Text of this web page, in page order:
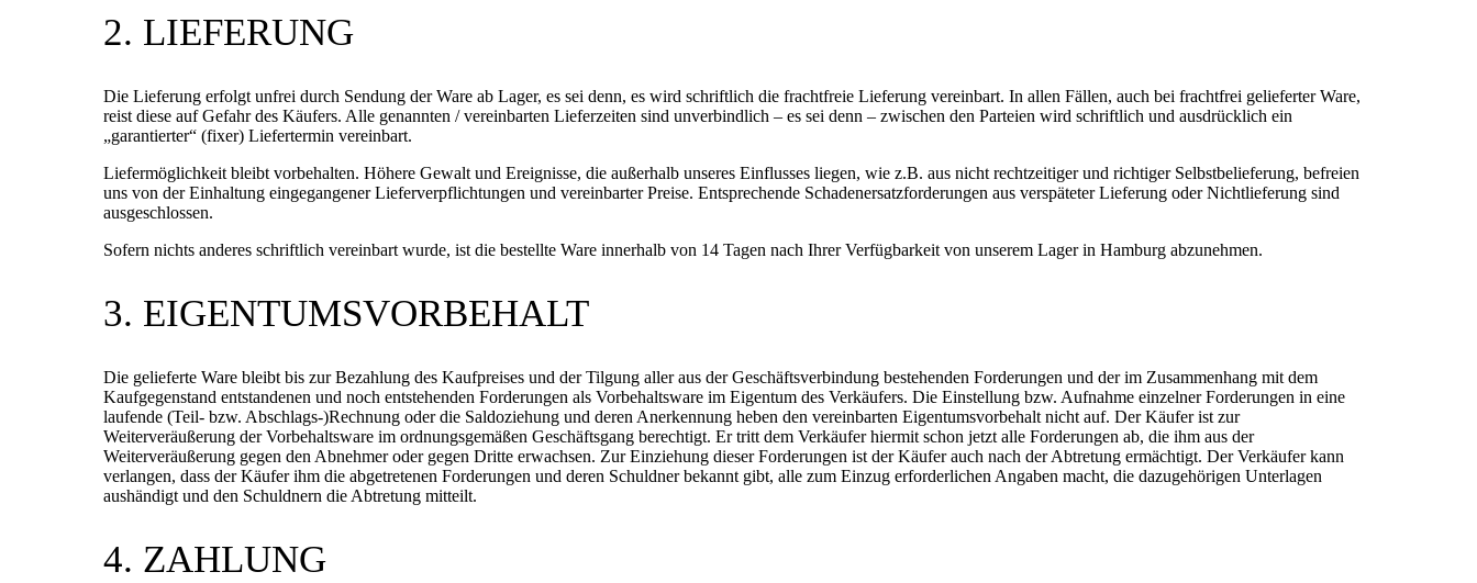
2. LIEFERUNG
Die Lieferung erfolgt unfrei durch Sendung der Ware ab Lager, es sei denn, es wird schriftlich die frachtfreie Lieferung vereinbart. In allen Fällen, auch bei frachtfrei gelieferter Ware,
reist diese auf Gefahr des Käufers. Alle genannten / vereinbarten Lieferzeiten sind unverbindlich – es sei denn – zwischen den Parteien wird schriftlich und ausdrücklich ein
„garantierter“ (fixer) Liefertermin vereinbart.
Liefermöglichkeit bleibt vorbehalten. Höhere Gewalt und Ereignisse, die außerhalb unseres Einflusses liegen, wie z.B. aus nicht rechtzeitiger und richtiger Selbstbelieferung, befreien
uns von der Einhaltung eingegangener Lieferverpflichtungen und vereinbarter Preise. Entsprechende Schadenersatzforderungen aus verspäteter Lieferung oder Nichtlieferung sind
ausgeschlossen.
Sofern nichts anderes schriftlich vereinbart wurde, ist die bestellte Ware innerhalb von 14 Tagen nach Ihrer Verfügbarkeit von unserem Lager in Hamburg abzunehmen.
3. EIGENTUMSVORBEHALT
Die gelieferte Ware bleibt bis zur Bezahlung des Kaufpreises und der Tilgung aller aus der Geschäftsverbindung bestehenden Forderungen und der im Zusammenhang mit dem
Kaufgegenstand entstandenen und noch entstehenden Forderungen als Vorbehaltsware im Eigentum des Verkäufers. Die Einstellung bzw. Aufnahme einzelner Forderungen in eine
laufende (Teil- bzw. Abschlags-)Rechnung oder die Saldoziehung und deren Anerkennung heben den vereinbarten Eigentumsvorbehalt nicht auf. Der Käufer ist zur
Weiterveräußerung der Vorbehaltsware im ordnungsgemäßen Geschäftsgang berechtigt. Er tritt dem Verkäufer hiermit schon jetzt alle Forderungen ab, die ihm aus der
Weiterveräußerung gegen den Abnehmer oder gegen Dritte erwachsen. Zur Einziehung dieser Forderungen ist der Käufer auch nach der Abtretung ermächtigt. Der Verkäufer kann
verlangen, dass der Käufer ihm die abgetretenen Forderungen und deren Schuldner bekannt gibt, alle zum Einzug erforderlichen Angaben macht, die dazugehörigen Unterlagen
aushändigt und den Schuldnern die Abtretung mitteilt.
4. ZAHLUNG